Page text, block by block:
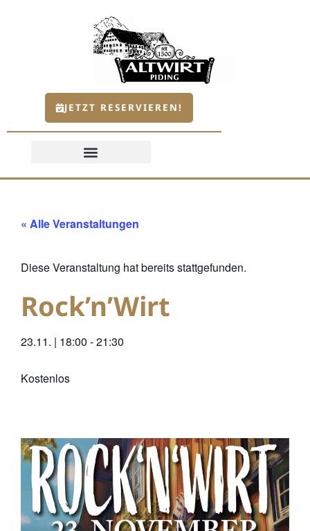
JETZT RESERVIEREN!
« Alle Veranstaltungen
Diese Veranstaltung hat bereits stattgefunden.
Rock’n’Wirt
23.11. | 18:00 -21:30
Kostenlos